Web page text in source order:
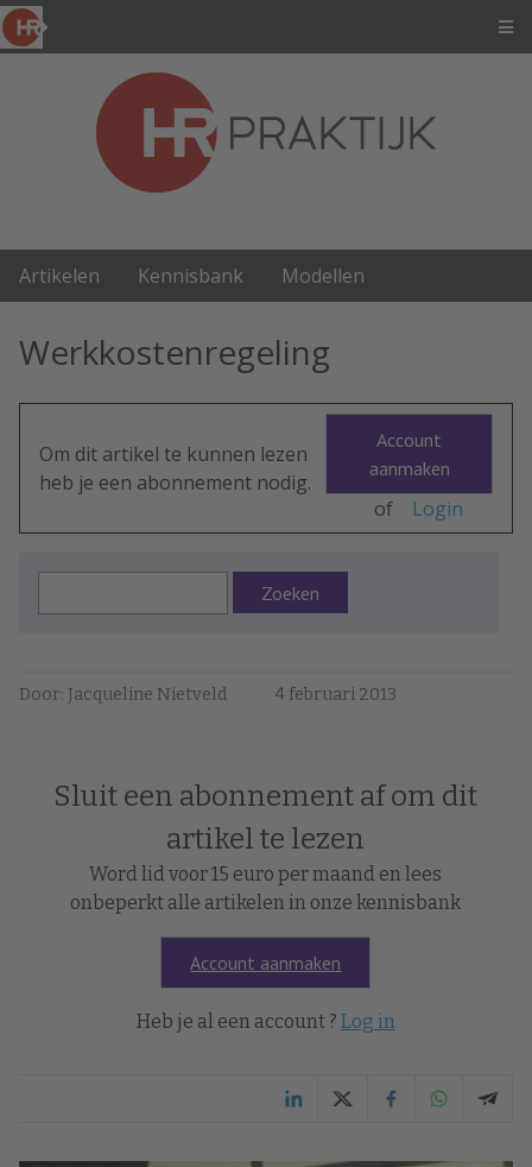
Artikelen Kennisbank Modellen
Werkkostenregeling
Om dit artikel te kunnen lezen
heb je een abonnement nodig.
Account
aanmaken
of Login
Zoeken
Door: Jacqueline Nietveld 4 februari 2013
Sluit een abonnement af om dit
artikel te lezen
Word lid voor 15 euro per maand en lees
onbeperkt alle artikelen in onze kennisbank
Account aanmaken
Heb je al een account ? Log in